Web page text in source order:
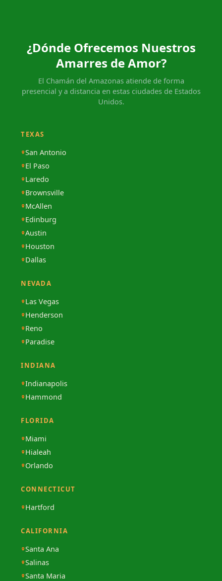
¿Dónde Ofrecemos Nuestros
Amarres de Amor?
El Chamán del Amazonas atiende de forma
presencial y a distancia en estas ciudades de Estados
Unidos.
TEXAS
San Antonio
El Paso
Laredo
Brownsville
McAllen
Edinburg
Austin
Houston
Dallas
NEVADA
Las Vegas
Henderson
Reno
Paradise
INDIANA
Indianapolis
Hammond
FLORIDA
Miami
Hialeah
Orlando
CONNECTICUT
Hartford
CALIFORNIA
Santa Ana
Salinas
Santa Maria